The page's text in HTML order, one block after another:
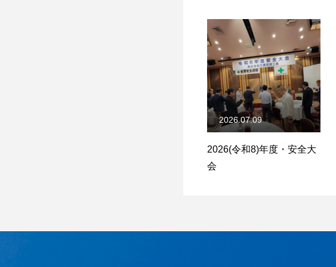
2026(令和8)年度・安全大
会
2026.07.09